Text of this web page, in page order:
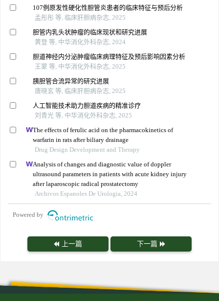
107例原发性硬化性胆管炎患者的临床特征与预后分析
孟彤彤 等, 临床肝胆病杂志, 2025
胆管内乳头状肿瘤的临床现状和研究进展
黄登 等, 中华消化外科杂志, 2024
胆道神经内分泌肿瘤临床病理特征及预后影响因素分析
王蒙 等, 中华消化外科杂志, 2025
胰胆管合流异常的研究进展
唐晓玄 等, 临床肝胆病杂志, 2025
人工智能技术助力胆道疾病的精准诊疗
刘青光 等, 中华消化外科杂志, 2025
The effects of ferulic acid on the pharmacokinetics of
warfarin in rats after biliary drainage
Drug Design Development and Therapy
Analysis of changes and diagnostic value of doppler
ultrasound parameters in patients with acute kidney injury
after laparoscopic radical prostatectomy
Archivos Espanoles De Urologia, 2024
Powered by
上一篇 下一篇